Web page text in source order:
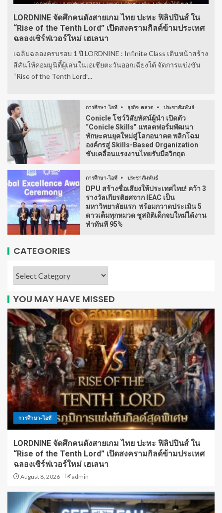
LORDNINE จัดศึกคนดังสายเกม ไทย ปะทะ ฟิลิปปินส์ ใน
“Rise of the Tenth Lord” เปิดสงครามกิลด์ข้ามประเทศ
ฉลองเซิร์ฟเวอร์ใหม่ เฮเลนา
เฉลิมฉลองครบรอบ 1 ปี LORDNINE : Infinite Class เดินหน้าสร้าง
สีสันให้คอมมูนิตี้ผู้เล่นในเอเชียตะวันออกเฉียงใต้ จัดการแข่งขัน
“Rise of the Tenth Lord”...
การศึกษา-ไอที ธุรกิจ-ตลาด ประชาสัมพันธ์
Conicle โชว์วิสัยทัศน์ผู้นำ เปิดตัว
“Conicle Skills” แพลตฟอร์มพัฒนา
ทักษะคนยุคใหม่สู่โลกอนาคต พลิกโฉม
องค์กรสู่ Skills-Based Organization
ขับเคลื่อนแรงงานไทยรับมือวิกฤต
การศึกษา-ไอที ประชาสัมพันธ์
DPU สร้างชื่อเสียงให้ประเทศไทย! คว้า 3
รางวัลเกียรติยศจาก IEAC เป็น
มหาวิทยาลัยแรก พร้อมกวาดประเมิน 5
ดาวเต็มทุกหมวด ชูสถิติเด็กจบใหม่ได้งาน
ทำทันที 95%
CATEGORIES
YOU MAY HAVE MISSED
การศึกษา-ไอที
LORDNINE จัดศึกคนดังสายเกม ไทย ปะทะ ฟิลิปปินส์ ใน
“Rise of the Tenth Lord” เปิดสงครามกิลด์ข้ามประเทศ
ฉลองเซิร์ฟเวอร์ใหม่ เฮเลนา
August 8, 2026 admin